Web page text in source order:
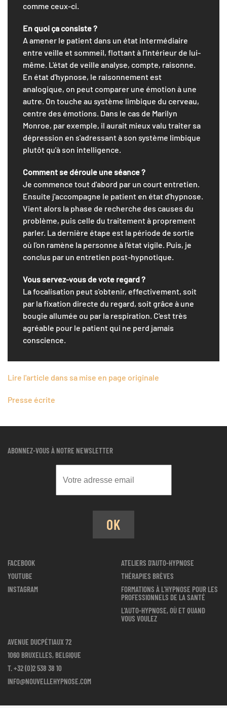
comme ceux-ci.
En quoi ça consiste ?
A amener le patient dans un état intermédiaire
entre veille et sommeil, flottant à l'intérieur de lui-
même. L'état de veille analyse, compte, raisonne.
En état d'hypnose, le raisonnement est
analogique, on peut comparer une émotion à une
autre. On touche au système limbique du cerveau,
centre des émotions. Dans le cas de Marilyn
Monroe, par exemple, il aurait mieux valu traiter sa
dépression en s'adressant à son système limbique
plutôt qu'à son intelligence.
Comment se déroule une séance ?
Je commence tout d'abord par un court entretien.
Ensuite j'accompagne le patient en état d'hypnose.
Vient alors la phase de recherche des causes du
problème, puis celle du traitement à proprement
parler. La dernière étape est la période de sortie
où l'on ramène la personne à l'état vigile. Puis, je
conclus par un entretien post-hypnotique.
Vous servez-vous de vote regard ?
La focalisation peut s'obtenir, effectivement, soit
par la fixation directe du regard, soit grâce à une
bougie allumée ou par la respiration. C'est très
agréable pour le patient qui ne perd jamais
conscience.
Lire l'article dans sa mise en page originale
Presse écrite
ABONNEZ-VOUS À NOTRE NEWSLETTER
OK
FACEBOOK
YOUTUBE
INSTAGRAM
ATELIERS D'AUTO-HYPNOSE
THÉRAPIES BRÈVES
FORMATIONS À L'HYPNOSE POUR LES
PROFESSIONNELS DE LA SANTÉ
L'AUTO-HYPNOSE, OÙ ET QUAND
VOUS VOULEZ
AVENUE DUCPÉTIAUX 72
1060 BRUXELLES, BELGIQUE
T.+32 (0)2 538 38 10
INFO@NOUVELLEHYPNOSE.COM